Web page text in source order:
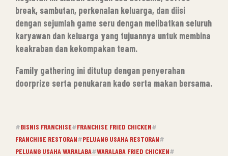
break, sambutan, perkenalan keluarga, dan diisi
dengan sejumlah game seru dengan melibatkan seluruh
karyawan dan keluarga yang tujuannya untuk membina
keakraban dan kekompakan team.
Family gathering ini ditutup dengan penyerahan
doorprize serta penukaran kado serta makan bersama.
#BISNIS FRANCHISE#FRANCHISE FRIED CHICKEN#
FRANCHISE RESTORAN#PELUANG USAHA RESTORAN#
PELUANG USAHA WARALABA#WARALABA FRIED CHICKEN#